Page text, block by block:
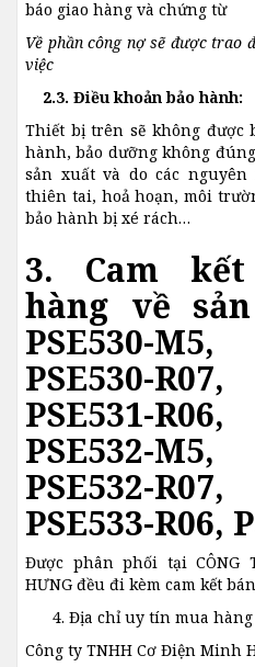
báo giao hàng và chứng từ
Về phần công nợ sẽ được trao
việc
2.3. Điều khoản bảo hành:
Thiết bị trên sẽ không được
hành, bảo dưỡng không
sản xuất và do các
thiên tai, hoả hoạn, môi
bảo hành bị xé rách…
3. Cam
hàng về
PSE530-M5,
PSE530-
PSE531-R06,
PSE532-M5,
PSE532-
PSE533-R06,
Được phân phối tại CÔNG
HƯNG đều đi kèm cam kết
Địa chỉ uy tín mua hàng
Công ty TNHH Cơ Điện Minh